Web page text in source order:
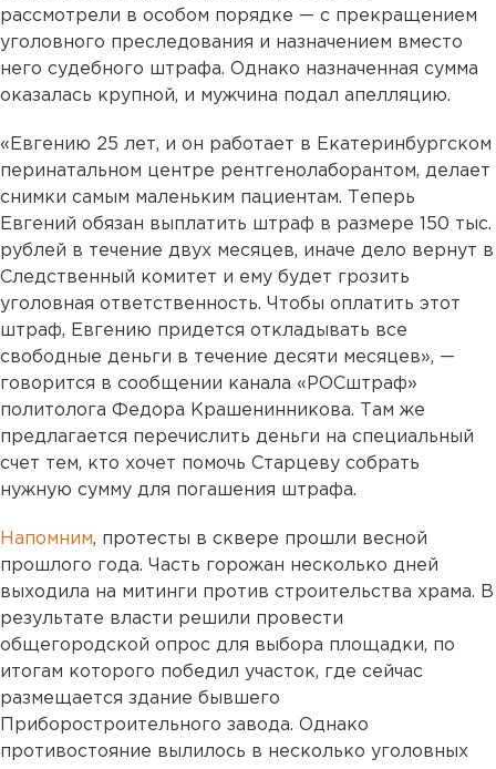
рассмотрели в особом порядке — с прекращением
уголовного преследования и назначением вместо
него судебного штрафа. Однако назначенная сумма
оказалась крупной, и мужчина подал апелляцию.
«Евгению 25 лет, и он работает в Екатеринбургском
перинатальном центре рентгенолаборантом, делает
снимки самым маленьким пациентам. Теперь
Евгений обязан выплатить штраф в размере 150 тыс.
рублей в течение двух месяцев, иначе дело вернут в
Следственный комитет и ему будет грозить
уголовная ответственность. Чтобы оплатить этот
штраф, Евгению придется откладывать все
свободные деньги в течение десяти месяцев», —
говорится в сообщении канала «РОСштраф»
политолога Федора Крашенинникова. Там же
предлагается перечислить деньги на специальный
счет тем, кто хочет помочь Старцеву собрать
нужную сумму для погашения штрафа.
Напомним, протесты в сквере прошли весной
прошлого года. Часть горожан несколько дней
выходила на митинги против строительства храма. В
результате власти решили провести
общегородской опрос для выбора площадки, по
итогам которого победил участок, где сейчас
размещается здание бывшего
Приборостроительного завода. Однако
противостояние вылилось в несколько уголовных